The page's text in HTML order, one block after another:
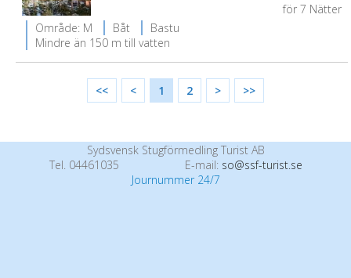
för 7 Nätter
Område: M
Båt
Bastu
Mindre än 150 m till vatten
<< < 1 2 > >>
Sydsvensk Stugförmedling Turist AB
Tel. 04461035
E-mail: so@ssf-turist.se
Journummer 24/7